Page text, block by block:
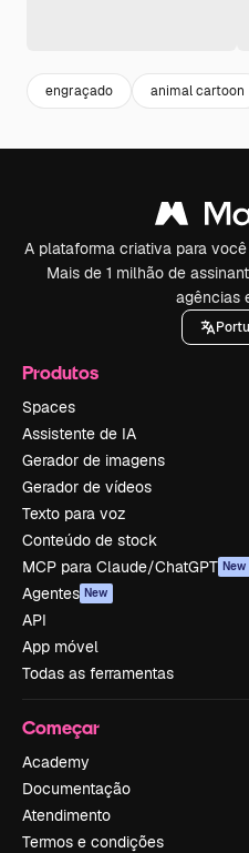
engraçado animal cartoon
A plataforma criativa para
Mais de 1 milhão de
agências
Produtos
Spaces
Assistente de IA
Gerador de imagens
Gerador de vídeos
Texto para voz
Conteúdo de stock
MCP para Claude/ChatGPT New
Agentes New
API
App móvel
Todas as ferramentas
Começar
Academy
Documentação
Atendimento
Termos e condições